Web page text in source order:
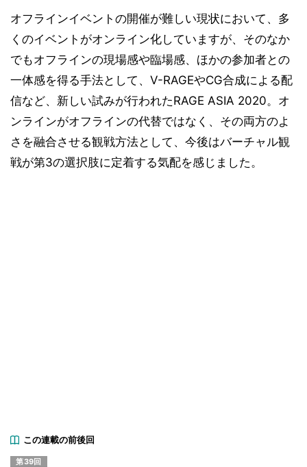
オフラインイベントの開催が難しい現状において、多
くのイベントがオンライン化していますが、そのなか
でもオフラインの現場感や臨場感、ほかの参加者との
一体感を得る手法として、V-RAGEやCG合成による配
信など、新しい試みが行われたRAGE ASIA 2020。オ
ンラインがオフラインの代替ではなく、その両方のよ
さを融合させる観戦方法として、今後はバーチャル観
戦が第3の選択肢に定着する気配を感じました。
この連載の前後回
第39回